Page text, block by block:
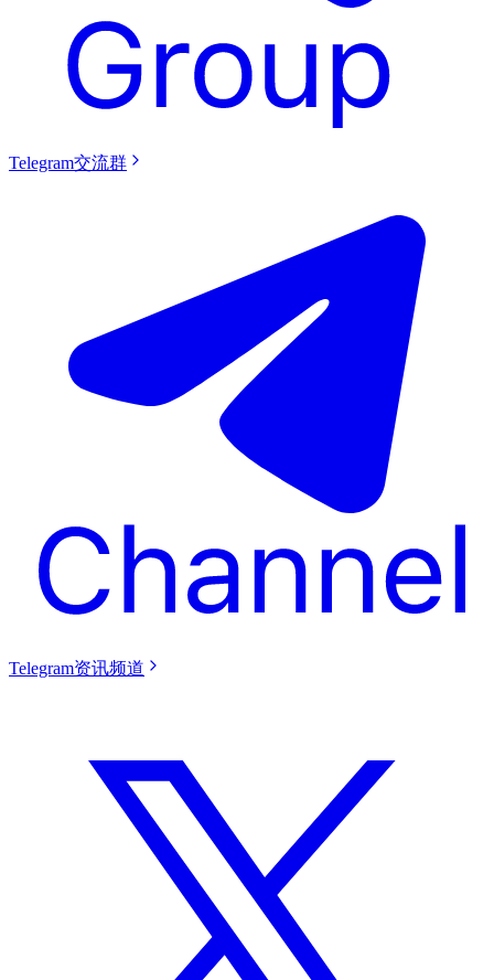
Telegram交流群
Telegram资讯频道